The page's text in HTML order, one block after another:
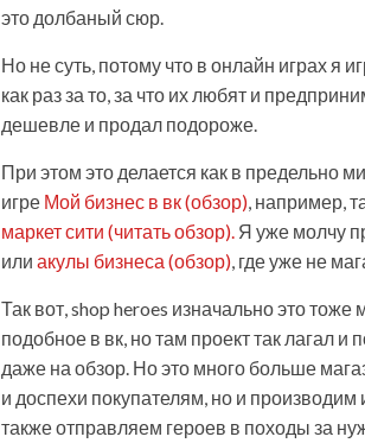
это долбаный сюр.
Но не суть, потому что в онлайн играх
как раз за то, за что их любят и
дешевле и продал подороже.
При этом это делается как в предельно
игре Мой бизнес в вк (обзор), например,
маркет сити (читать обзор). Я уже молчу
или акулы бизнеса (обзор), где уже не
Так вот, shop heroes изначально это
подобное в вк, но там проект так лагал
даже на обзор. Но это много больше
и доспехи покупателям, но и
также отправляем героев в походы за